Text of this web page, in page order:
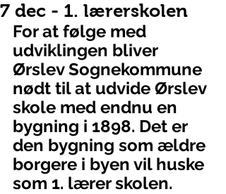
7 dec - 1. lærerskolen
For at følge med
udviklingen bliver
Ørslev Sognekommune
nødt til at udvide Ørslev
skole med endnu en
bygning i 1898. Det er
den bygning som ældre
borgere i byen vil huske
som 1. lærer skolen.